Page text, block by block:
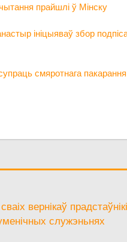
прайшлі ў Мінску
ініцыяваў збор
смяротнага пакарання
вернікаў
служэньнях